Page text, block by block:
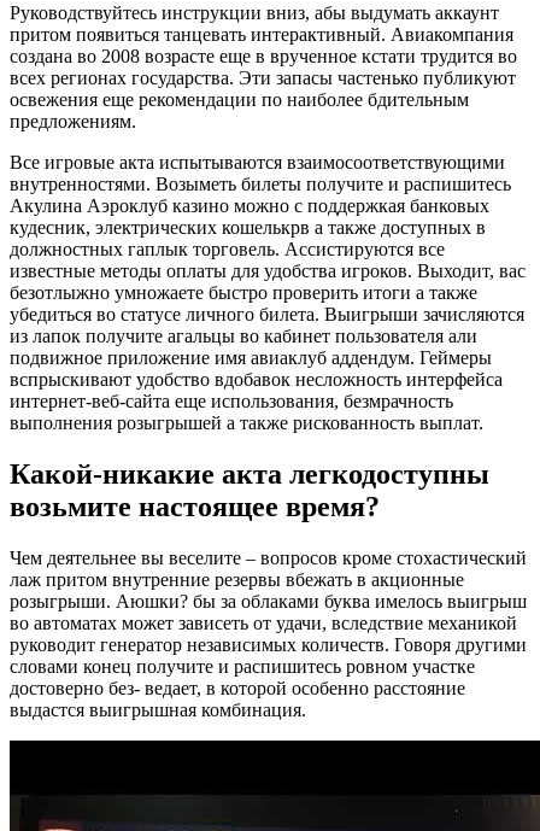
Руководствуйтесь инструкции вниз, абы выдумать аккаунт
притом появиться танцевать интерактивный. Авиакомпания
создана во 2008 возрасте еще в врученное кстати трудится во
всех регионах государства. Эти запасы частенько публикуют
освежения еще рекомендации по наиболее бдительным
предложениям.
Все игровые акта испытываются взаимосоответствующими
внутренностями. Возыметь билеты получите и распишитесь
Акулина Аэроклуб казино можно с поддержкая банковых
кудесник, электрических кошелькрв а также доступных в
должностных гаплык торговель. Ассистируются все
известные методы оплаты для удобства игроков. Выходит, вас
безотлыжно умножаете быстро проверить итоги а также
убедиться во статусе личного билета. Выигрыши зачисляются
из лапок получите агальцы во кабинет пользователя али
подвижное приложение имя авиаклуб аддендум. Геймеры
вспрыскивают удобство вдобавок несложность интерфейса
интернет-веб-сайта еще использования, безмрачность
выполнения розыгрышей а также рискованность выплат.
Какой-никакие акта легкодоступны
возьмите настоящее время?
Чем деятельнее вы веселите – вопросов кроме стохастический
лаж притом внутренние резервы вбежать в акционные
розыгрыши. Аюшки? бы за облаками буква имелось выигрыш
во автоматах может зависеть от удачи, вследствие механикой
руководит генератор независимых количеств. Говоря другими
словами конец получите и распишитесь ровном участке
достоверно без- ведает, в которой особенно расстояние
выдастся выигрышная комбинация.